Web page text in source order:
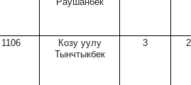
Козу уулу
Тынчтыкбек
3